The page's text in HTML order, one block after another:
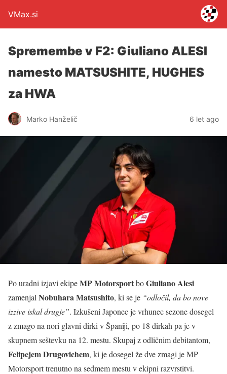
VMax.si
Spremembe v F2: Giuliano ALESI
namesto MATSUSHITE, HUGHES
za HWA
Marko Hanželič 6 let ago
Po uradni izjavi ekipeMP MotorsportboGiuliano Alesi
zamenjal Nobuhara Matsushito, ki se je “odločil, da bo nove
izzive iskal drugje”. Izkušeni Japonec je vrhunec sezone dosegel
z zmago na nori glavni dirki v Španiji, po 18 dirkah pa je v
skupnem seštevku na 12. mestu. Skupaj z odličnim debitantom,
Felipejem Drugovichem, ki je dosegel že dve zmagi je MP
Motorsport trenutno na sedmem mestu v ekipni razvrstitvi.